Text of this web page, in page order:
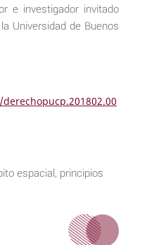
e investigador invitado
Universidad de Buenos
espacial, principios